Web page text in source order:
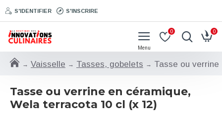
S'IDENTIFIER S'INSCRIRE
0 0
Vaisselle Tasses, gobelets Tasse ou
Tasse ou verrine en céramique,
Wela terracota 10 cl (x 12)